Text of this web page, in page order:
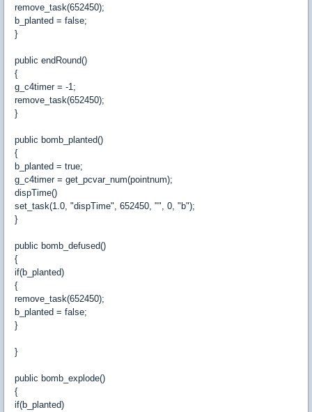
remove_task(652450);
b_planted = false;
}
public endRound()
{
g_c4timer = -1;
remove_task(652450);
}
public bomb_planted()
{
b_planted = true;
g_c4timer = get_pcvar_num(pointnum);
dispTime()
set_task(1.0, "dispTime", 652450, "", 0, "b");
}
public bomb_defused()
{
if(b_planted)
{
remove_task(652450);
b_planted = false;
}
}
public bomb_explode()
{
if(b_planted)